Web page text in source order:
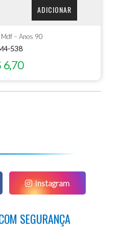
ADICIONAR
– Anos 90
538
6,70
Instagram
SEGURANÇA